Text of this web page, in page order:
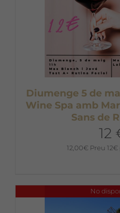
Diumenge 5 de
Wine Spa amb
Sans de
12
12,00€ Preu
No